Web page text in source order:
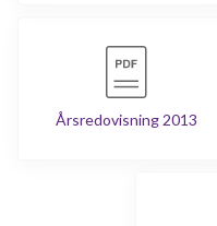
Årsredovisning 2013